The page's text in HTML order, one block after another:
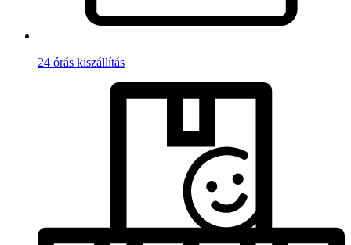
24 órás kiszállítás